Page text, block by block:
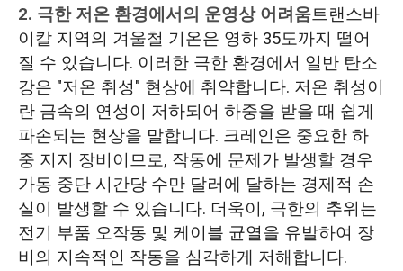
2. 극한 저온 환경에서의 운영상 어려움트랜스바
이칼 지역의 겨울철 기온은 영하 35도까지 떨어
질 수 있습니다. 이러한 극한 환경에서 일반 탄소
강은 "저온 취성" 현상에 취약합니다. 저온 취성이
란 금속의 연성이 저하되어 하중을 받을 때 쉽게
파손되는 현상을 말합니다. 크레인은 중요한 하
중 지지 장비이므로, 작동에 문제가 발생할 경우
가동 중단 시간당 수만 달러에 달하는 경제적 손
실이 발생할 수 있습니다. 더욱이, 극한의 추위는
전기 부품 오작동 및 케이블 균열을 유발하여 장
비의 지속적인 작동을 심각하게 저해합니다.